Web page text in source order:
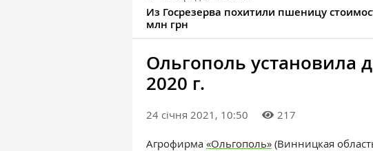
Из Госрезерва похитили пшеницу
млн грн
Ольгополь установила
2020 г.
24 січня 2021, 10:50 217
Агрофирма «Ольгополь» (Винницкая